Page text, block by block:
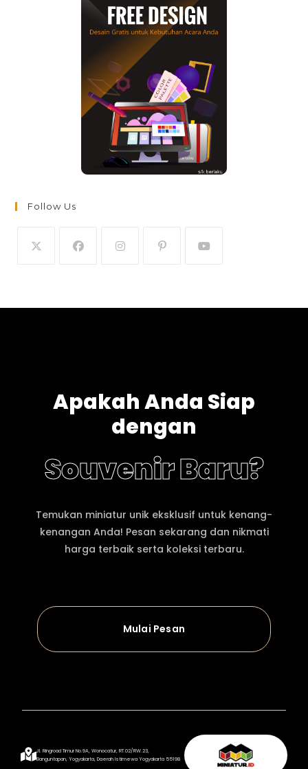
Follow Us
Apakah Anda Siap
dengan
Souvenir Baru?
Temukan miniatur unik eksklusif untuk kenang-
kenangan Anda! Pesan sekarang dan nikmati
harga terbaik serta koleksi terbaru.
Mulai Pesan
Jl. Ringroad Timur No.9A, Wonocatur, RT.02/RW.23,
Banguntapan, Yogyakarta, Daerah Istimewa Yogyakarta 55198